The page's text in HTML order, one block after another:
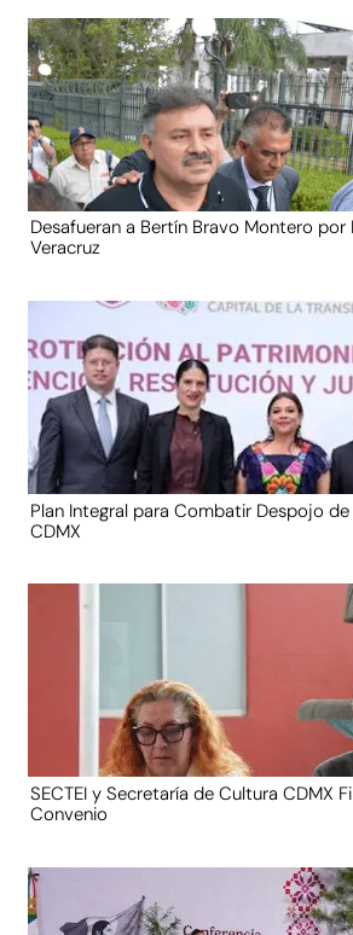
Desafueran a Bertín Bravo Montero por
Veracruz
Plan Integral para Combatir Despojo de
CDMX
SECTEI y Secretaría de Cultura CDMX
Convenio